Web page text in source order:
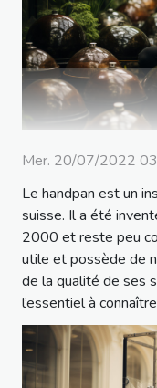
Mer. 20/07/2022
Le handpan est un
suisse. Il a été
2000 et reste peu
utile et possède de
de la qualité de ses
l’essentiel à